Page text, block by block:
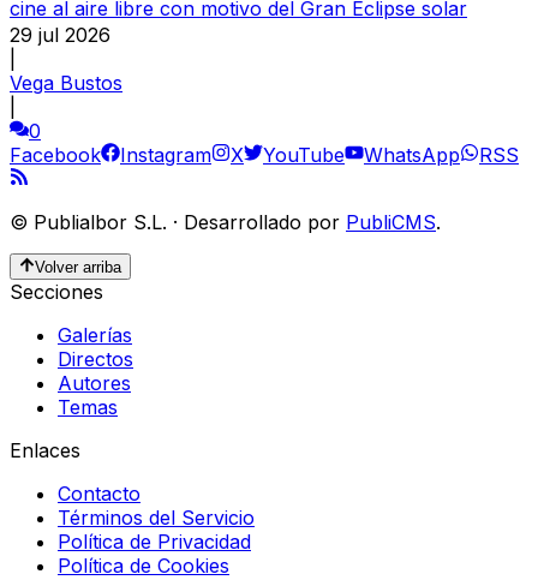
cine al aire libre con motivo del Gran Eclipse solar
29 jul 2026
Vega Bustos
0
Facebook
Instagram X YouTube WhatsApp RSS
© Publialbor S.L. · Desarrollado por PubliCMS.
Volver arriba
Secciones
Galerías
Directos
Autores
Temas
Enlaces
Contacto
Términos del Servicio
Política de Privacidad
Política de Cookies